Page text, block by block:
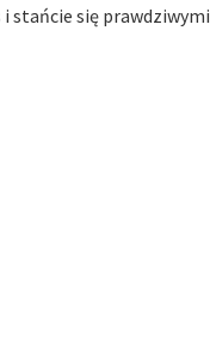
i stańcie się prawdziwymi